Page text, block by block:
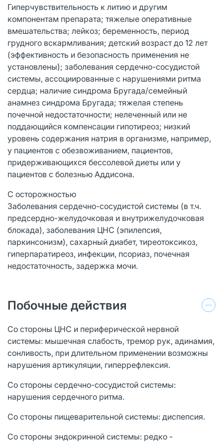
Гиперчувствительность к литию и другим
компонентам препарата; тяжелые оперативные
вмешательства; лейкоз; беременность, период
грудного вскармливания; детский возраст до 12 лет
(эффективность и безопасность применения не
установлены); заболевания сердечно-сосудистой
системы, ассоциированные с нарушениями ритма
сердца; наличие синдрома Бругада/семейный
анамнез синдрома Бругада; тяжелая степень
почечной недостаточности; нелеченный или не
поддающийся компенсации гипотиреоз; низкий
уровень содержания натрия в организме, например,
у пациентов с обезвоживанием, пациентов,
придерживающихся бессолевой диеты или у
пациентов с болезнью Аддисона.
С осторожностью
Заболевания сердечно-сосудистой системы (в т.ч.
предсердно-желудочковая и внутрижелудочковая
блокада), заболевания ЦНС (эпилепсия,
паркинсонизм), сахарный диабет, тиреотоксикоз,
гиперпаратиреоз, инфекции, псориаз, почечная
недостаточность, задержка мочи.
Побочные действия
Со стороны ЦНС и периферической нервной
системы: мышечная слабость, тремор рук, адинамия,
сонливость, при длительном применении возможны
нарушения артикуляции, гиперрефлексия.
Со стороны сердечно-сосудистой системы:
нарушения сердечного ритма.
Со стороны пищеварительной системы: диспепсия.
Cо стороны эндокринной системы: редко -